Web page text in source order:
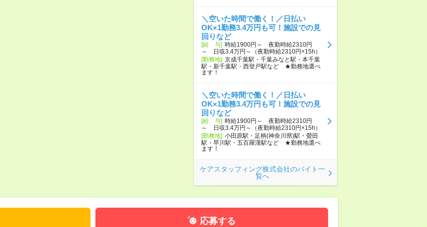
＼空いた時間で働く！／日払い
OK×1勤務3.4万円も可！施設での見
回りなど
[給 与] 時給1900円～ 夜勤時給2310円
～ 日収3.4万円～（夜勤時給2310円×15h）
[勤務地] 京成千葉駅・千葉みなと駅・本千葉
駅・新千葉駅・西登戸駅など ★勤務地選べ
ます！
＼空いた時間で働く！／日払い
OK×1勤務3.4万円も可！施設での見
回りなど
[給 与] 時給1900円～ 夜勤時給2310円
～ 日収3.4万円～（夜勤時給2310円×15h）
[勤務地] 小田原駅・足柄(神奈川県)駅・螢田
駅・早川駅・五百羅漢駅など ★勤務地選べ
ます！
ケアスタッフィング株式会社のバイト一
覧へ
応募する